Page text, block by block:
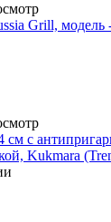
Grill, модель
см с
Kukmara